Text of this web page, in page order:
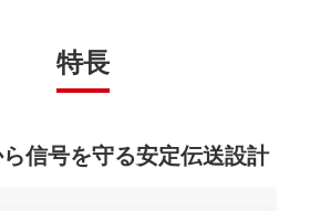
特長
信号を守る安定伝送設計